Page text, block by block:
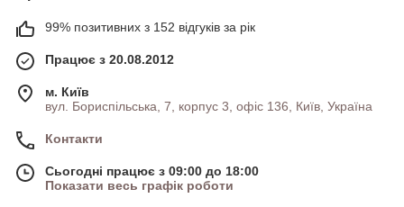
99% позитивних з 152 відгуків за рік
Працює з 20.08.2012
м. Київ
вул. Бориспільська, 7, корпус 3, офіс 136, Київ, Україна
Контакти
Сьогодні працює з 09:00 до 18:00
Показати весь графік роботи